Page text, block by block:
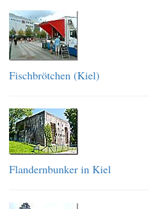
Fischbrötchen (Kiel)
Flandernbunker in Kiel